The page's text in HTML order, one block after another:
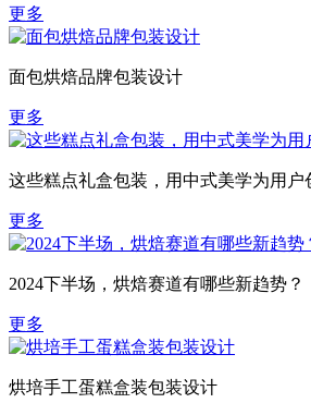
更多
面包烘焙品牌包装设计
更多
这些糕点礼盒包装，用中式美学为用户
更多
2024下半场，烘焙赛道有哪些新趋势？
更多
烘培手工蛋糕盒装包装设计